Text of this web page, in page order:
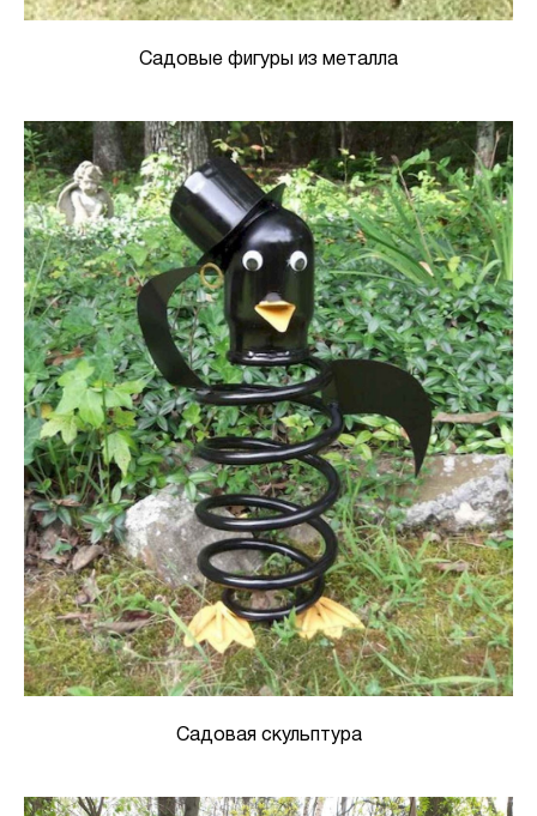
Садовые фигуры из металла
Садовая скульптура